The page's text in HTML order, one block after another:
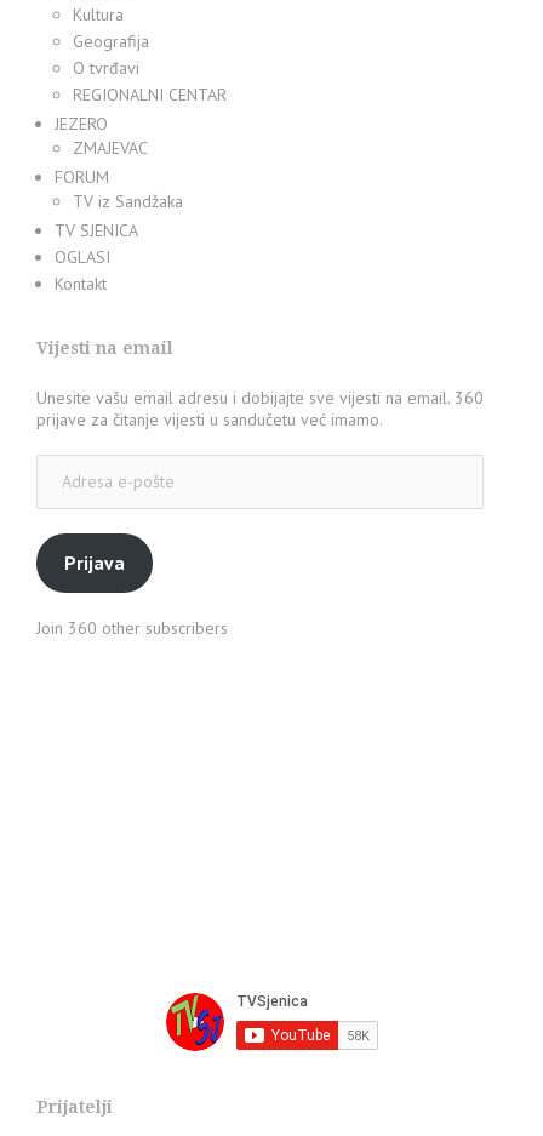
Kultura
Geografija
O tvrđavi
REGIONALNI CENTAR
JEZERO
ZMAJEVAC
FORUM
TV iz Sandžaka
TV SJENICA
OGLASI
Kontakt
Vijesti na email
Unesite vašu email adresu i dobijajte sve vijesti na email. 360
prijave za čitanje vijesti u sandučetu već imamo.
pošte
Prijava
Join 360 other subscribers
Prijatelji